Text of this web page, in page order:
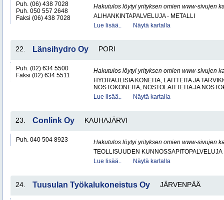
Puh. (06) 438 7028
Puh. 050 557 2648
Faksi (06) 438 7028
Hakutulos löytyi yrityksen omien www-sivujen
ALIHANKINTAPALVELUJA - METALLI
Lue lisää..
Näytä kartalla
22. Länsihydro Oy PORI
Puh. (02) 634 5500
Faksi (02) 634 5511
Hakutulos löytyi yrityksen omien www-sivujen
HYDRAULISIA KONEITA, LAITTEITA JA
NOSTOKONEITA, NOSTOLAITTEITA JA
Lue lisää..
Näytä kartalla
23. Conlink Oy KAUHAJÄRVI
Puh. 040 504 8923
Hakutulos löytyi yrityksen omien www-sivujen
TEOLLISUUDEN KUNNOSSAPITOPALVELUJA
Lue lisää..
Näytä kartalla
24. Tuusulan Työkalukoneistus Oy JÄRVENPÄÄ